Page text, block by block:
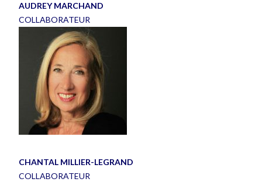
AUDREY MARCHAND
COLLABORATEUR
CHANTAL MILLIER-LEGRAND
COLLABORATEUR